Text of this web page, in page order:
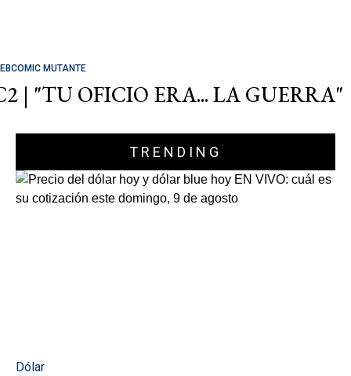
MUTANTE
| "TU OFICIO ERA... LA GUERRA"
TRENDING
Dólar